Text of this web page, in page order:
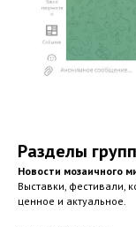
Разделы
Новости мозаичного
Выставки, фестивали,
ценное и актуальное.